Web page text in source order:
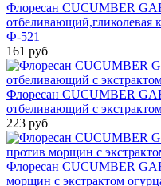
Флоресан CUCUMBER
отбеливающий,гликолевая
Ф-521
161 руб
Флоресан CUCUMBER
отбеливающий с
223 руб
Флоресан CUCUMBER
морщин с экстрактом